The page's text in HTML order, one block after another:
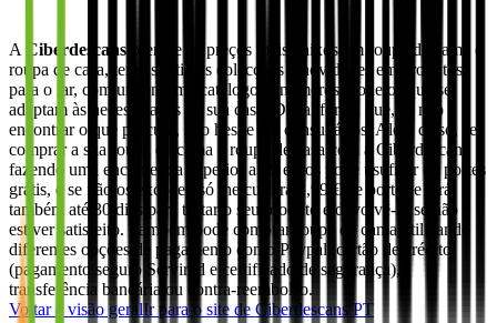
A Ciberdescans oferece os preços mais baixos em roupa de cama e
roupa de casa, tem as últimas colecções e novidades em produtos
para o lar, com um enorme catálogo e inúmeros modelos que se
adaptam às necessidades da sua casa. De tal forma que, se não
encontrar o que procura, não hesite em consultá-los. Além disso, se
comprar a sua roupa de cama e roupa de casa com a Ciberdescans
fazendo uma encomenda superior a 79 euros pode usufruir de portes
grátis, e se não os exceder, só lhe custará 1,99 € de portes e terá
também até 30 dias para testar o seu produto e devolvê-lo se não
estiver satisfeito. Também pode comprar roupa de cama utilizando
diferentes opções de pagamento como Paypal, cartão de crédito
(pagamento seguro Servired e certificado de segurança),
transferência bancária ou contra-reembolso.
Voltar à visão geralIr para o site de Ciberdescans PT